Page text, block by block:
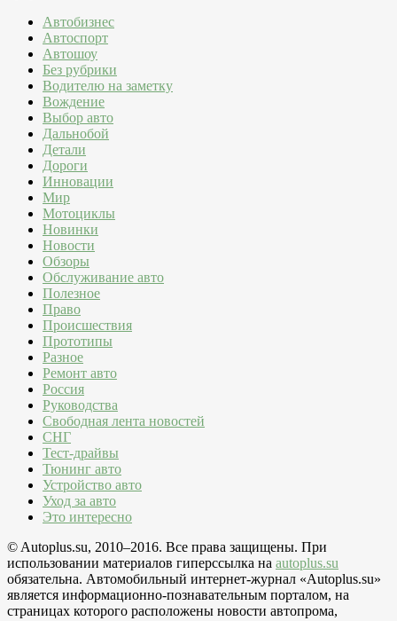
Автобизнес
Автоспорт
Автошоу
Без рубрики
Водителю на заметку
Вождение
Выбор авто
Дальнобой
Детали
Дороги
Инновации
Мир
Мотоциклы
Новинки
Новости
Обзоры
Обслуживание авто
Полезное
Право
Происшествия
Прототипы
Разное
Ремонт авто
Россия
Руководства
Свободная лента новостей
СНГ
Тест-драйвы
Тюнинг авто
Устройство авто
Уход за авто
Это интересно
© Autoplus.su, 2010–2016. Все права защищены. При
использовании материалов гиперссылка на autoplus.su
обязательна. Автомобильный интернет-журнал «Autoplus.su»
является информационно-познавательным порталом, на
страницах которого расположены новости автопрома,